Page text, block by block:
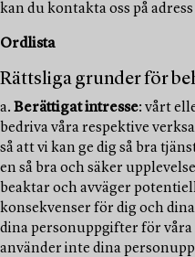
kan du kontakta oss på adress
Ordlista
Rättsliga grunder för
a. Berättigat intresse: vårt
bedriva våra respektive
så att vi kan ge dig så bra
en så bra och säker
beaktar och avväger
konsekvenser för dig och
dina personuppgifter för
använder inte dina